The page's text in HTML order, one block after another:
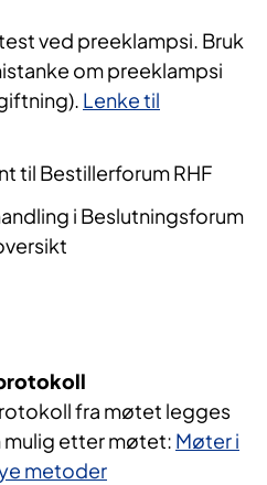
ved preeklampsi. Bruk
om preeklampsi
Lenke til
til Bestillerforum RHF
i Beslutningsforum
fra møtet legges
mulig etter møtet: Møter i
metoder